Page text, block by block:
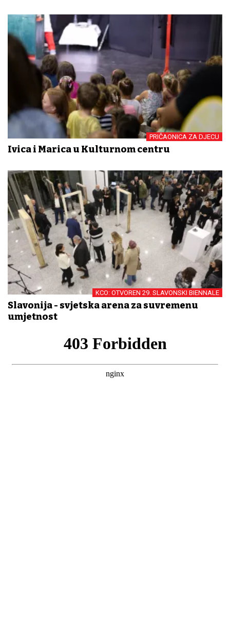
PRIČAONICA ZA DJECU
Ivica i Marica u Kulturnom centru
KCO: OTVOREN 29. SLAVONSKI BIENNALE
Slavonija - svjetska arena za suvremenu
umjetnost